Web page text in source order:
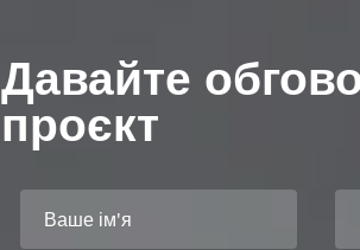
Давайте
проєкт